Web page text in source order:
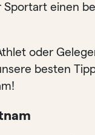
Sportart einen
oder
besten